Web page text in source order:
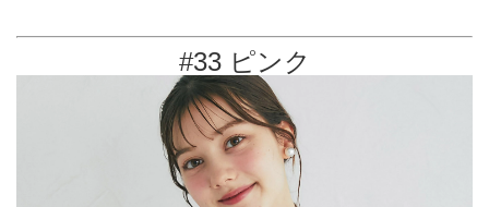
#33 ピンク